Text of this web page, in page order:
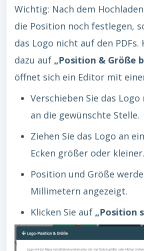
Wichtig: Nach dem
die Position noch festlegen,
das Logo nicht auf den PDFs.
dazu auf „Position & Größe
öffnet sich ein Editor mit
Verschieben Sie das
an die gewünschte Stelle.
Ziehen Sie das Logo an
Ecken größer oder kleiner.
Position und Größe
Millimetern angezeigt.
Klicken Sie auf „Position